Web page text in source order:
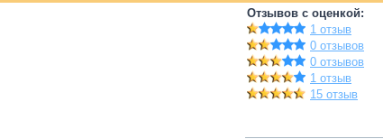
Отзывов с оценкой:
1 отзыв
0 отзывов
0 отзывов
1 отзыв
15 отзыв